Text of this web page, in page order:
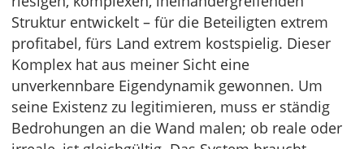
Struktur entwickelt – für die Beteiligten extrem
profitabel, fürs Land extrem kostspielig. Dieser
Komplex hat aus meiner Sicht eine
unverkennbare Eigendynamik gewonnen. Um
seine Existenz zu legitimieren, muss er ständig
Bedrohungen an die Wand malen; ob reale oder